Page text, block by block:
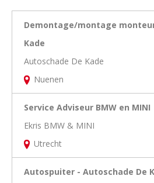
Demontage/montage
Kade
Autoschade De Kade
Nuenen
Service Adviseur BMW en MINI
Ekris BMW & MINI
Utrecht
Autospuiter - Autoschade De